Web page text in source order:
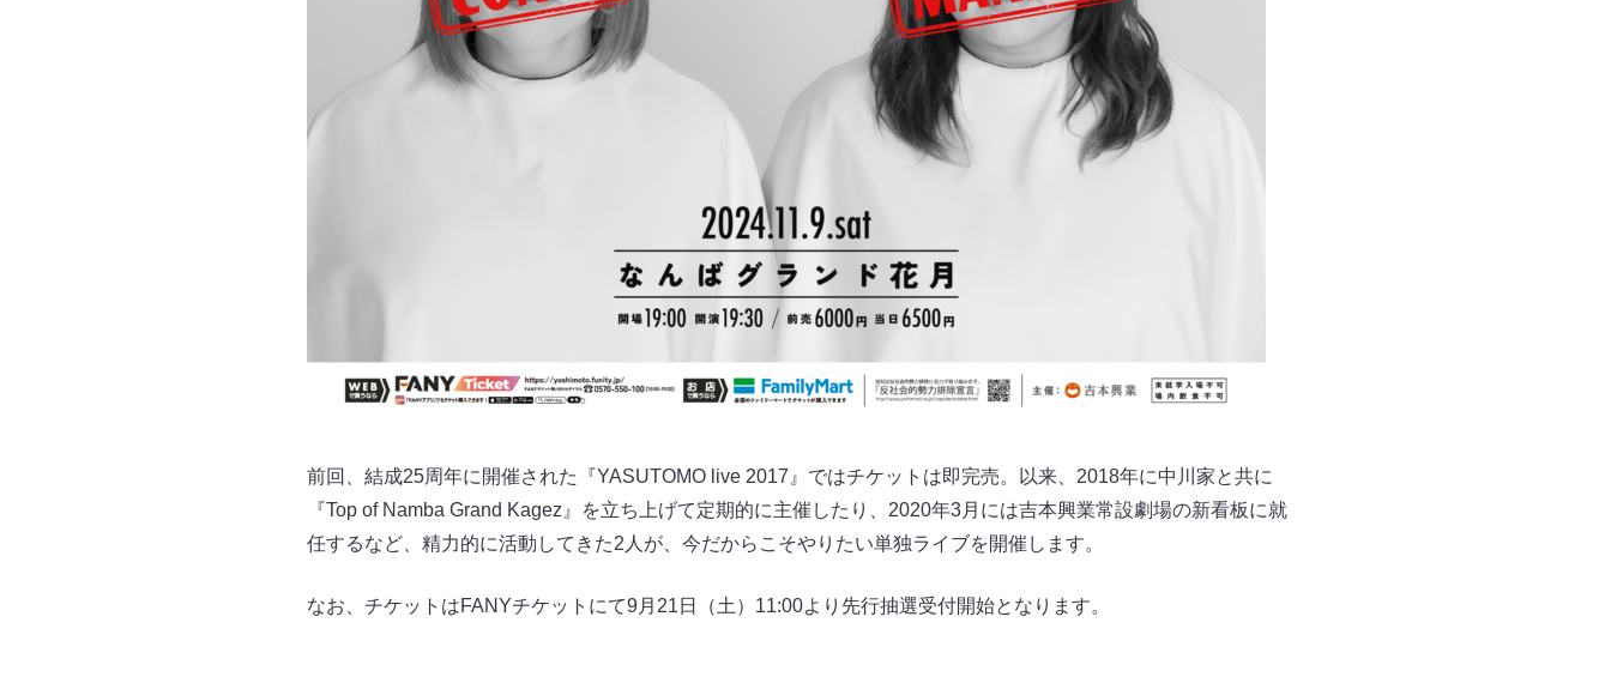
前回、結成25周年に開催された『YASUTOMO live 2017』ではチケットは即完売。以来、2018年に中川家と共に
『Top of Namba Grand Kagez』を立ち上げて定期的に主催したり、2020年3月には吉本興業常設劇場の新看板に就
任するなど、精力的に活動してきた2人が、今だからこそやりたい単独ライブを開催します。
なお、チケットはFANYチケットにて9月21日（土）11:00より先行抽選受付開始となります。